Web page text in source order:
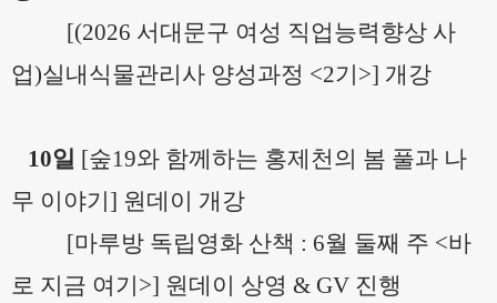
[(2026 서대문구 여성 직업능력향상 사
업)실내식물관리사 양성과정 <2기>] 개강
10일 [숲19와 함께하는 홍제천의 봄 풀과 나
무 이야기] 원데이 개강
[마루방 독립영화 산책 : 6월 둘째 주 <바
로 지금 여기>] 원데이 상영 & GV 진행